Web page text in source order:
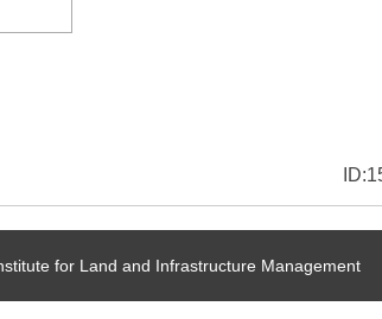
for Land and Infrastructure Management